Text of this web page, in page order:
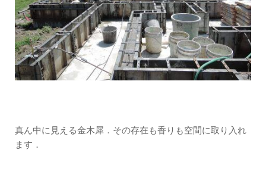
真ん中に見える金木犀．その存在も香りも空間に取り入れ
ます．